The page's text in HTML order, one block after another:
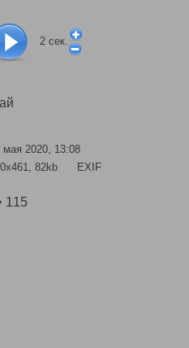
2 сек.
мая 2020, 13:08
82kb
EXIF
115